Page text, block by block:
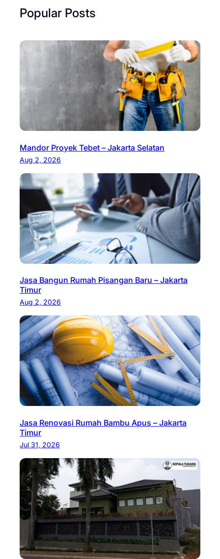
Popular Posts
Mandor Proyek Tebet – Jakarta Selatan
Aug 2, 2026
Jasa Bangun Rumah Pisangan Baru – Jakarta
Timur
Aug 2, 2026
Jasa Renovasi Rumah Bambu Apus – Jakarta
Timur
Jul 31, 2026